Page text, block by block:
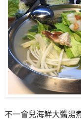
不一會兒海鮮大醬湯